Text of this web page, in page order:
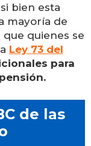
bien esta
mayoría de
quienes se
Ley 73 del
para
de las